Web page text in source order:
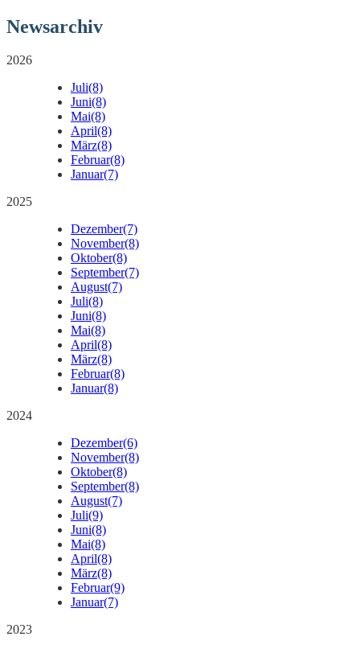
Newsarchiv
2026
Juli(8)
Juni(8)
Mai(8)
April(8)
März(8)
Februar(8)
Januar(7)
2025
Dezember(7)
November(8)
Oktober(8)
September(7)
August(7)
Juli(8)
Juni(8)
Mai(8)
April(8)
März(8)
Februar(8)
Januar(8)
2024
Dezember(6)
November(8)
Oktober(8)
September(8)
August(7)
Juli(9)
Juni(8)
Mai(8)
April(8)
März(8)
Februar(9)
Januar(7)
2023